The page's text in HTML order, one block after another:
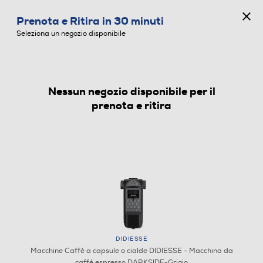
MACCHINE CAFFÈ A CAPSULE O CIALDE
Prenota e Ritira in 30 minuti
Seleziona un negozio disponibile
Nessun negozio disponibile per il
prenota e ritira
DIDIESSE
Macchine Caffè a capsule o cialde DIDIESSE - Macchina da